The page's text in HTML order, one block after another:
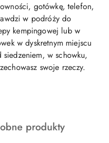
gotówkę, telefon,
w podróży do
kempingowej lub w
w dyskretnym miejscu
w schowku,
swoje rzeczy.
produkty